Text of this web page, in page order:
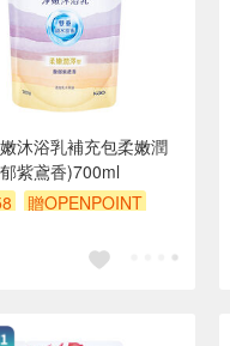
沐浴乳補充包柔嫩潤
紫鳶香)700ml
贈OPENPOINT